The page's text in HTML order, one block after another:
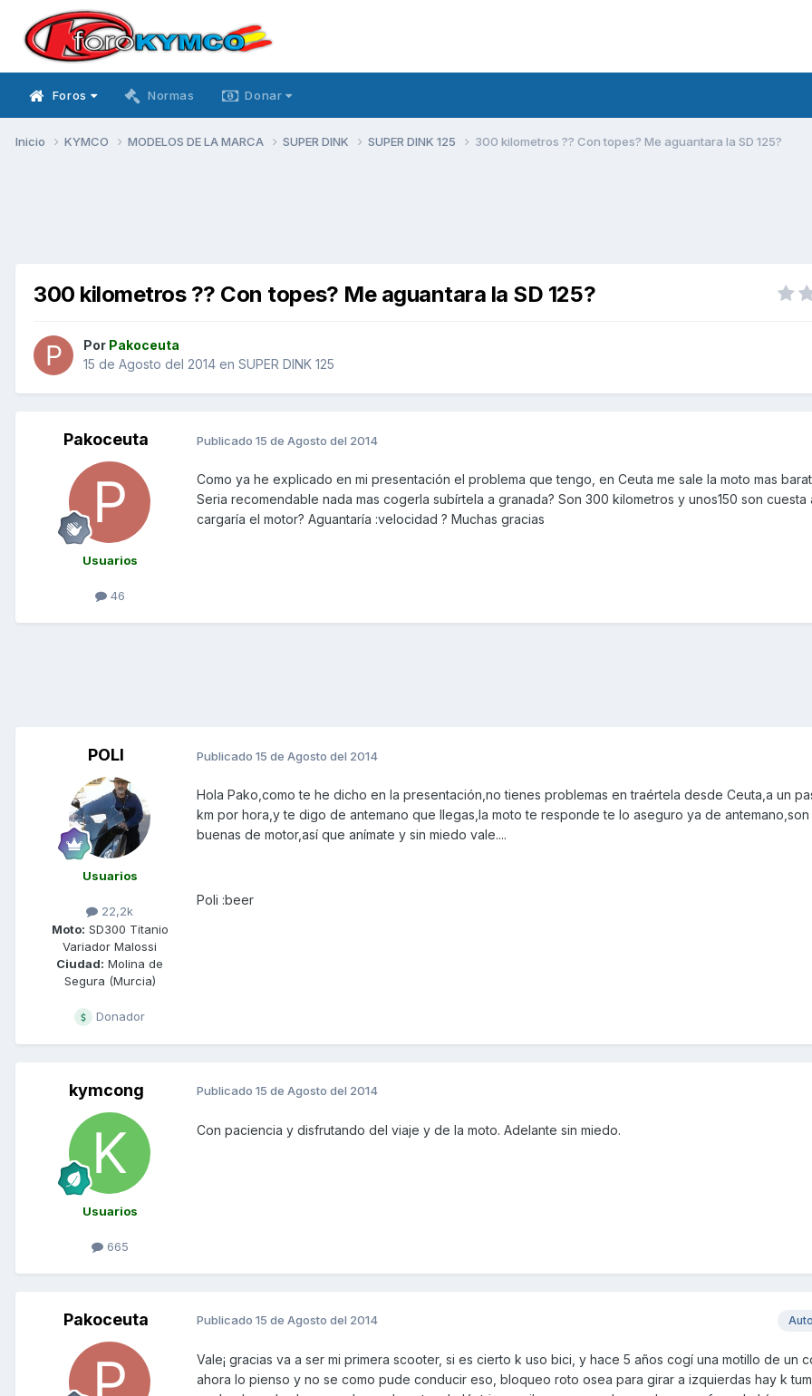
Foros Normas Donar
Inicio KYMCO MODELOS DE LA MARCA SUPER DINK SUPER DINK 125 300 kilometros ?? Con topes? Me aguantara la SD 125?
300 kilometros ?? Con topes? Me aguantara la SD 125?
Por Pakoceuta
15 de Agosto del 2014 en SUPER DINK 125
Pakoceuta
Usuarios
46
Publicado 15 de Agosto del 2014
Como ya he explicado en mi presentación el problema que tengo, en Ceuta me sale la moto mas
Seria recomendable nada mas cogerla subírtela a granada? Son 300 kilometros y unos150 son cuesta
cargaría el motor? Aguantaría :velocidad ? Muchas gracias
POLI
Usuarios
22,2k
Moto: SD300 Titanio
Variador Malossi
Ciudad: Molina de
Segura (Murcia)
Donador
Publicado 15 de Agosto del 2014
Hola Pako,como te he dicho en la presentación,no tienes problemas en traértela desde Ceuta,a un
km por hora,y te digo de antemano que llegas,la moto te responde te lo aseguro ya de antemano,son
buenas de motor,así que anímate y sin miedo vale....
Poli :beer
kymcong
Usuarios
665
Publicado 15 de Agosto del 2014
Con paciencia y disfrutando del viaje y de la moto. Adelante sin miedo.
Pakoceuta Publicado 15 de Agosto del 2014
Vale¡ gracias va a ser mi primera scooter, si es cierto k uso bici, y hace 5 años cogí una motillo de un
ahora lo pienso y no se como pude conducir eso, bloqueo roto osea para girar a izquierdas hay k